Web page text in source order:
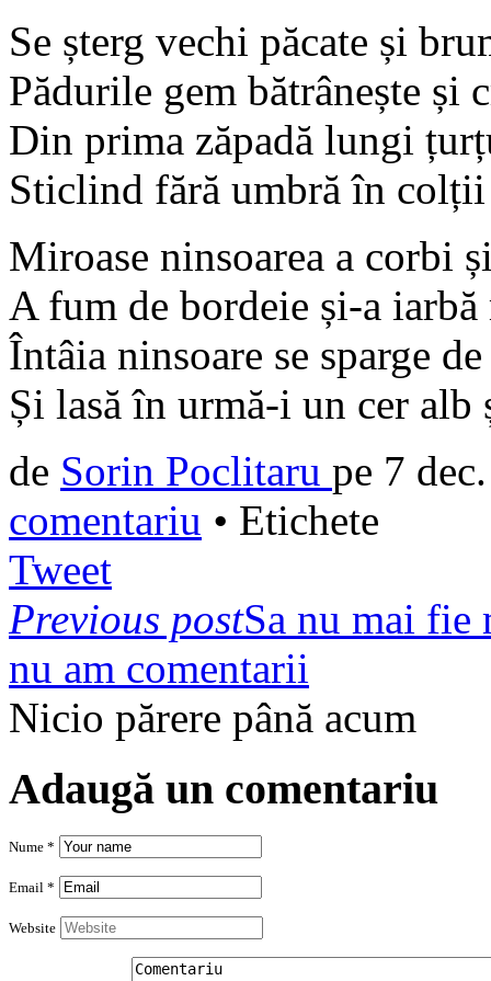
Se șterg vechi păcate și
Pădurile gem bătrânește și
Din prima zăpadă lungi
Sticlind fără umbră în
Miroase ninsoarea a corbi
A fum de bordeie și-a iarbă
Întâia ninsoare se sparge de
Și lasă în urmă-i un cer alb
de Sorin Poclitaru pe 7
comentariu • Etichete
Tweet
Previous postSa nu mai fie
nu am comentarii
Nicio părere până acum
Adaugă un comentariu
Nume *
Email *
Website